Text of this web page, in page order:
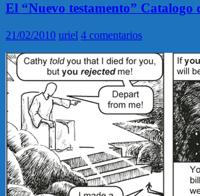
El “Nuevo testamento” Catalogo
21/02/2010 uriel 4 comentarios